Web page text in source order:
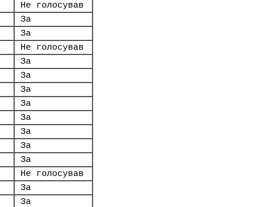
Не голосував
За
За
Не голосував
За
За
За
За
За
За
За
За
Не голосував
За
За